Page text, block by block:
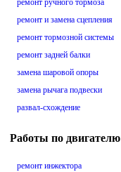
ремонт ручного тормоза
ремонт и замена сцепления
ремонт тормозной системы
ремонт задней балки
замена шаровой опоры
замена рычага подвески
развал-схождение
Работы по двигателю
ремонт инжектора